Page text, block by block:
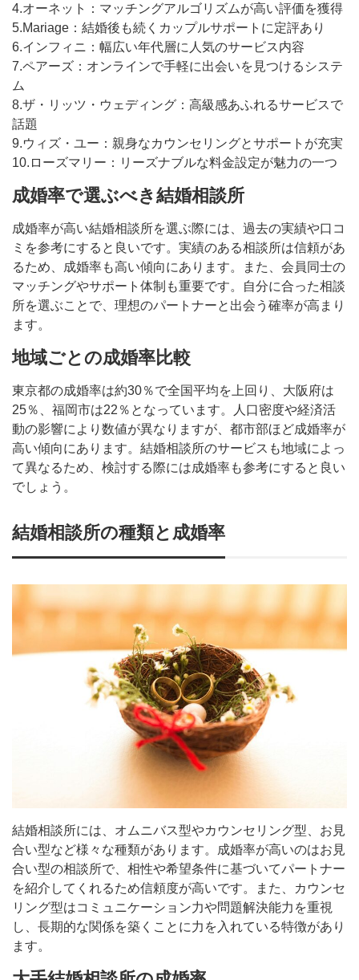
4.オーネット：マッチングアルゴリズムが高い評価を獲得
5.Mariage：結婚後も続くカップルサポートに定評あり
6.インフィニ：幅広い年代層に人気のサービス内容
7.ペアーズ：オンラインで手軽に出会いを見つけるシステ
ム
8.ザ・リッツ・ウェディング：高級感あふれるサービスで
話題
9.ウィズ・ユー：親身なカウンセリングとサポートが充実
10.ローズマリー：リーズナブルな料金設定が魅力の一つ
成婚率で選ぶべき結婚相談所
成婚率が高い結婚相談所を選ぶ際には、過去の実績や口コ
ミを参考にすると良いです。実績のある相談所は信頼があ
るため、成婚率も高い傾向にあります。また、会員同士の
マッチングやサポート体制も重要です。自分に合った相談
所を選ぶことで、理想のパートナーと出会う確率が高まり
ます。
地域ごとの成婚率比較
東京都の成婚率は約30％で全国平均を上回り、大阪府は
25％、福岡市は22％となっています。人口密度や経済活
動の影響により数値が異なりますが、都市部ほど成婚率が
高い傾向にあります。結婚相談所のサービスも地域によっ
て異なるため、検討する際には成婚率も参考にすると良い
でしょう。
結婚相談所の種類と成婚率
結婚相談所には、オムニバス型やカウンセリング型、お見
合い型など様々な種類があります。成婚率が高いのはお見
合い型の相談所で、相性や希望条件に基づいてパートナー
を紹介してくれるため信頼度が高いです。また、カウンセ
リング型はコミュニケーション力や問題解決能力を重視
し、長期的な関係を築くことに力を入れている特徴があり
ます。